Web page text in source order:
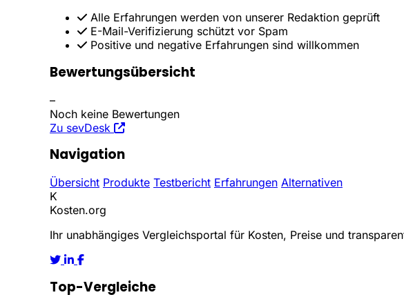
Alle Erfahrungen werden von unserer Redaktion geprüft
E-Mail-Verifizierung schützt vor Spam
Positive und negative Erfahrungen sind willkommen
Bewertungsübersicht
–
Noch keine Bewertungen
Zu sevDesk
Navigation
Übersicht Produkte Testbericht Erfahrungen Alternativen
K
Kosten.org
Ihr unabhängiges Vergleichsportal für Kosten, Preise und
Top-Vergleiche